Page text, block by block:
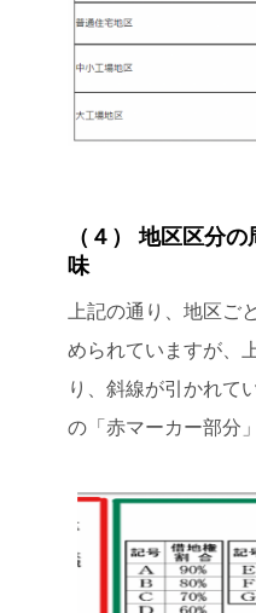
（４） 地区区分
味
上記の通り、地区ご
められていますが、
り、斜線が引かれて
の「赤マーカー部分